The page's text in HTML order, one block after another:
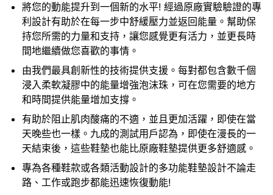
將您的動能提升到一個新的水平! 經過原廠實驗驗證的專
利設計有助於在每一步中舒緩壓力並返回能量。幫助保
持您所需的力量和支持，讓您感覺更有活力，並更長時
間地繼續做您喜歡的事情。
由我們最具創新性的技術提供支援。每對都包含數千個
浸入柔軟凝膠中的能量增強泡沫珠，可在您需要的地方
和時間提供能量增加支撐。
有助於阻止肌肉酸痛的不適，並且更加活躍，即使在當
天晚些也一樣。九成的測試用戶認為，即使在漫長的一
天結束後，這些鞋墊也能比原廠鞋墊提供更多舒適感。
專為各種鞋款或各類活動設計的多功能鞋墊設計不論走
路、工作或跑步都能迅速恢復動能!